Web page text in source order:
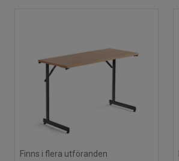
Finns i flera utföranden